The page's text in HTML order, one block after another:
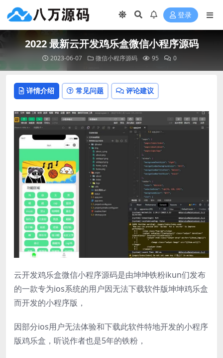
登录
2022 最新云开发鸡乐盒微信小程序源码
2023-06-07 微信小程序源码 95 0
详情介绍 常见问题 评论建议
云开发鸡乐盒微信小程序源码是由坤坤铁粉ikun们发布
的一款专为ios系统的用户因无法下载软件版坤坤鸡乐盒
而开发的小程序版，
因部分ios用户无法体验和下载此软件特地开发的小程序
版鸡乐盒，听说作者也是5年的铁粉，